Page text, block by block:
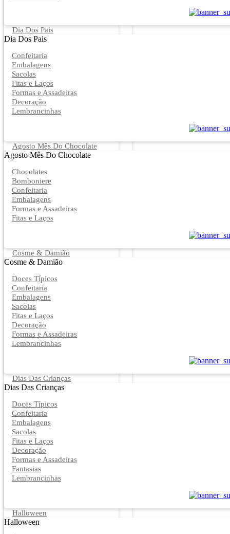
Dia Dos Pais
Dia Dos Pais
Confeitaria
Embalagens
Sacolas
Fitas e Laços
Formas e Assadeiras
Decoração
Lembrancinhas
Agosto Mês Do Chocolate
Agosto Mês Do Chocolate
Chocolates
Bomboniere
Confeitaria
Embalagens
Formas e Assadeiras
Fitas e Laços
Cosme & Damião
Cosme & Damião
Doces Típicos
Confeitaria
Embalagens
Sacolas
Fitas e Laços
Decoração
Formas e Assadeiras
Lembrancinhas
Dias Das Crianças
Dias Das Crianças
Doces Típicos
Confeitaria
Embalagens
Sacolas
Fitas e Laços
Decoração
Formas e Assadeiras
Fantasias
Lembrancinhas
Halloween
Halloween